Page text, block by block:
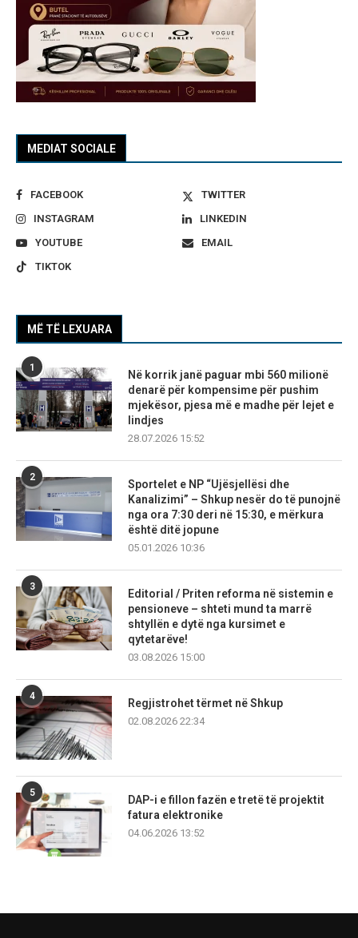
MEDIAT SOCIALE
FACEBOOK
TWITTER
INSTAGRAM
LINKEDIN
YOUTUBE
EMAIL
TIKTOK
MË TË LEXUARA
1
Në korrik janë paguar mbi 560 milionë
denarë për kompensime për pushim
mjekësor, pjesa më e madhe për lejet e
lindjes
28.07.2026 15:52
2
Sportelet e NP “Ujësjellësi dhe
Kanalizimi” – Shkup nesër do të punojnë
nga ora 7:30 deri në 15:30, e mërkura
është ditë jopune
05.01.2026 10:36
3
Editorial / Priten reforma në sistemin e
pensioneve – shteti mund ta marrë
shtyllën e dytë nga kursimet e
qytetarëve!
03.08.2026 15:00
4
Regjistrohet tërmet në Shkup
02.08.2026 22:34
5
DAP-i e fillon fazën e tretë të projektit
fatura elektronike
04.06.2026 13:52